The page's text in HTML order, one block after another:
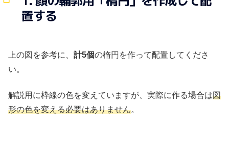
置する
上の図を参考に、 計5個の楕円を作って配置してくださ
い。
解説用に枠線の色を変えていますが、実際に作る場合は図
形の色を変える必要はありません。